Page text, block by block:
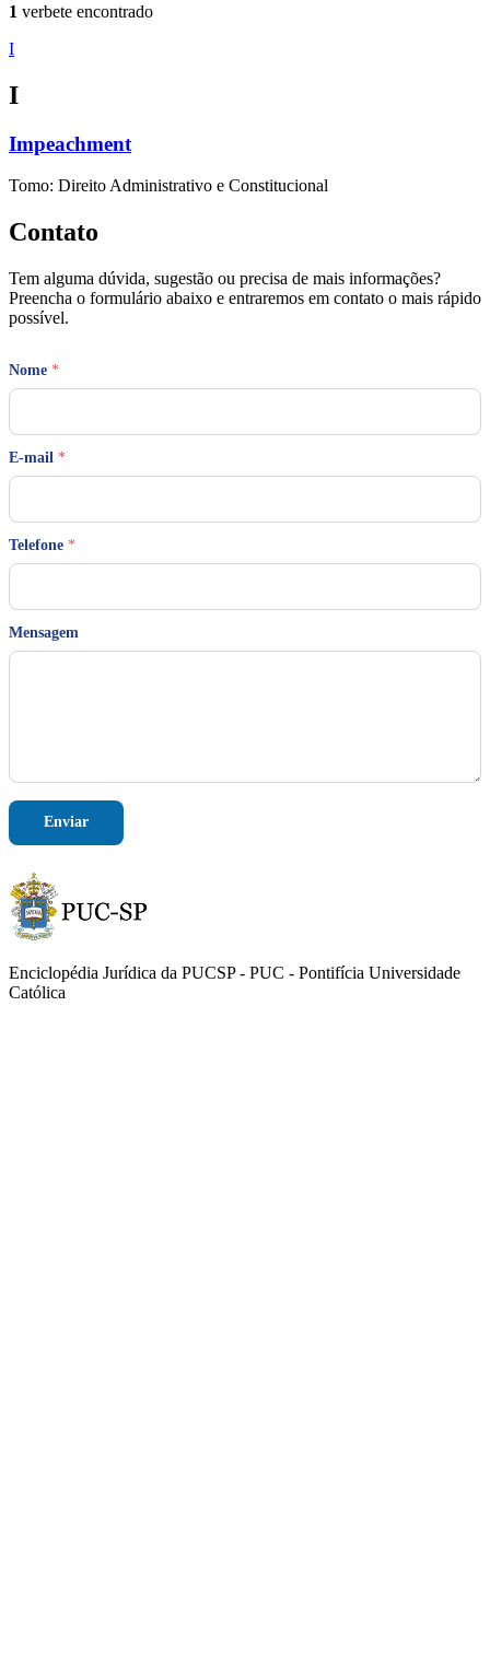
1 verbete encontrado
I
I
Impeachment
Tomo: Direito Administrativo e Constitucional
Contato
Tem alguma dúvida, sugestão ou precisa de mais informações?
Preencha o formulário abaixo e entraremos em contato o mais rápido
possível.
Nome *
E-mail *
Telefone *
*
e
Mensagem
Enviar
Enciclopédia Jurídica da PUCSP - PUC - Pontifícia Universidade
Católica